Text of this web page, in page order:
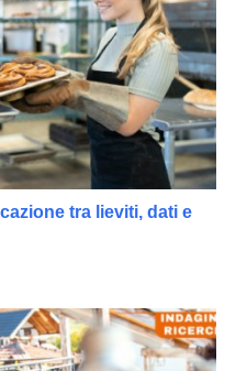
tra lieviti, dati e